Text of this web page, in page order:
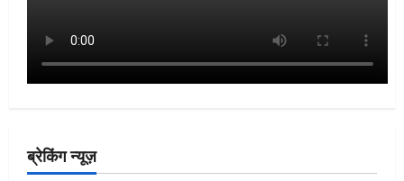
ब्रेकिंग न्यूज़